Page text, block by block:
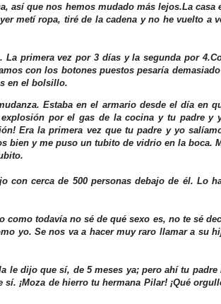
así que nos hemos mudado más lejos.La casa
metí ropa, tiré de la cadena y no he vuelto a
primera vez por 3 días y la segunda por 4.
con los botones puestos pesaría
en el bolsillo.
Estaba en el armario desde el día en
por el gas de la cocina y tu padre y
Era la primera vez que tu padre y yo
bien y me puso un tubito de vidrio en la boca.
con cerca de 500 personas debajo de él. Lo
todavía no sé de qué sexo es, no te sé
yo. Se nos va a hacer muy raro llamar a su
le dijo que sí, de 5 meses ya; pero ahí tu padre
¡Moza de hierro tu hermana Pilar! ¡Qué